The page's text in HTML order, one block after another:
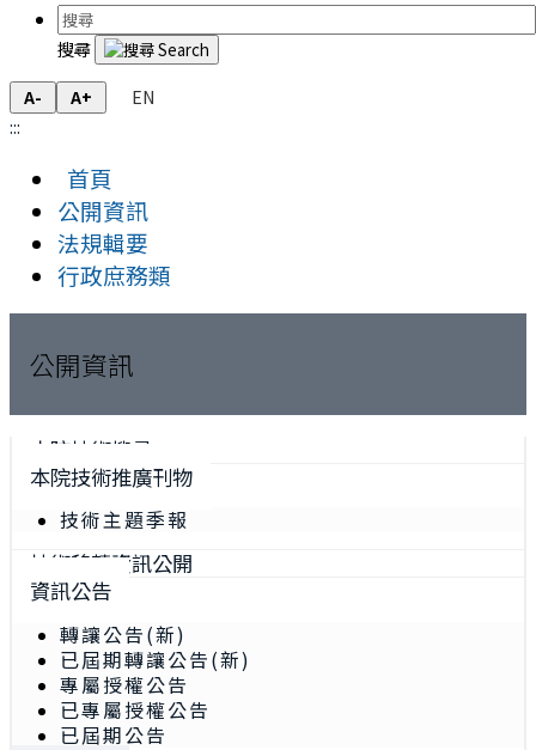
搜尋
A- A+
EN
:::
首頁
公開資訊
法規輯要
行政庶務類
公開資訊
本院技術搜尋
本院技術推廣刊物
技術主題季報
技術移轉資訊公開
資訊公告
轉讓公告(新)
已屆期轉讓公告(新)
專屬授權公告
已專屬授權公告
已屆期公告